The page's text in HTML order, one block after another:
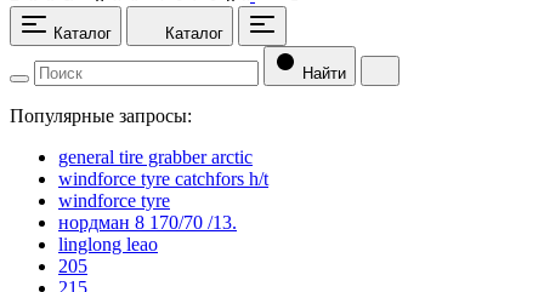
Каталог Каталог
Найти
Популярные запросы:
general tire grabber arctic
windforce tyre catchfors h/t
windforce tyre
нордман 8 170/70 /13.
linglong leao
205
215